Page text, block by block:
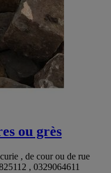
ou grès
, de cour ou de rue
, 0329064611